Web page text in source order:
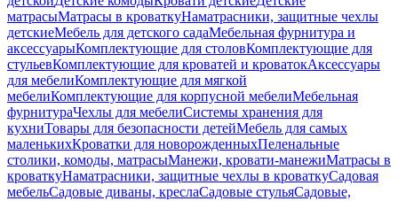
матрасыМатрасы в кроваткуНаматрасники, защитные чехлы
детскиеМебель для детского садаМебельная фурнитура и
аксессуарыКомплектующие для столовКомплектующие для
стульевКомплектующие для кроватей и кроватокАксессуары
для мебелиКомплектующие для мягкой
мебелиКомплектующие для корпусной мебелиМебельная
фурнитураЧехлы для мебелиСистемы хранения для
кухниТовары для безопасности детейМебель для самых
маленькихКроватки для новорожденныхПеленальные
столики, комоды, матрасыМанежи, кровати-манежиМатрасы в
кроваткуНаматрасники, защитные чехлы в кроваткуСадовая
мебельСадовые диваны, креслаСадовые стульяСадовые,